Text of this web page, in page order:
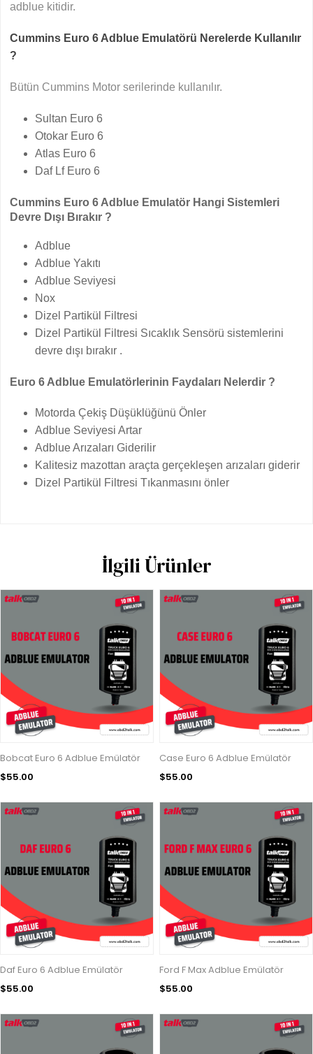
adblue kitidir.
Cummins Euro 6 Adblue Emulatörü Nerelerde Kullanılır
?
Bütün Cummins Motor serilerinde kullanılır.
Sultan Euro 6
Otokar Euro 6
Atlas Euro 6
Daf Lf Euro 6
Cummins Euro 6 Adblue Emulatör Hangi Sistemleri
Devre Dışı Bırakır ?
Adblue
Adblue Yakıtı
Adblue Seviyesi
Nox
Dizel Partikül Filtresi
Dizel Partikül Filtresi Sıcaklık Sensörü sistemlerini
devre dışı bırakır .
Euro 6 Adblue Emulatörlerinin Faydaları Nelerdir ?
Motorda Çekiş Düşüklüğünü Önler
Adblue Seviyesi Artar
Adblue Arızaları Giderilir
Kalitesiz mazottan araçta gerçekleşen arızaları giderir
Dizel Partikül Filtresi Tıkanmasını önler
İlgili Ürünler
Bobcat Euro 6 Adblue Emülatör
$55.00
Case Euro 6 Adblue Emülatör
$55.00
Daf Euro 6 Adblue Emülatör
$55.00
Ford F Max Adblue Emülatör
$55.00